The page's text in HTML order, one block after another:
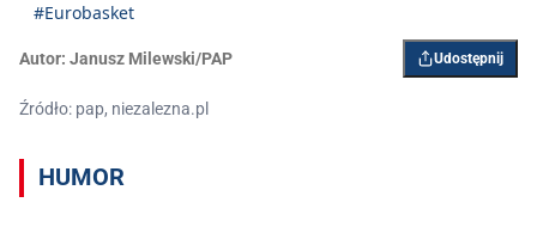
#Eurobasket
Autor: Janusz Milewski/PAP Udostępnij
Źródło: pap, niezalezna.pl
HUMOR